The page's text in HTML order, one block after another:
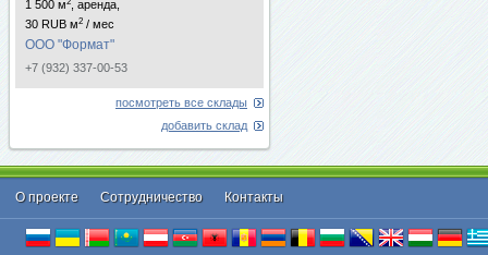
1 500 м
, аренда,
30 RUB м2 / мес
ООО "Формат"
+7 (932) 337-00-53
посмотреть все склады
добавить склад
О проекте Cотрудничество Контакты